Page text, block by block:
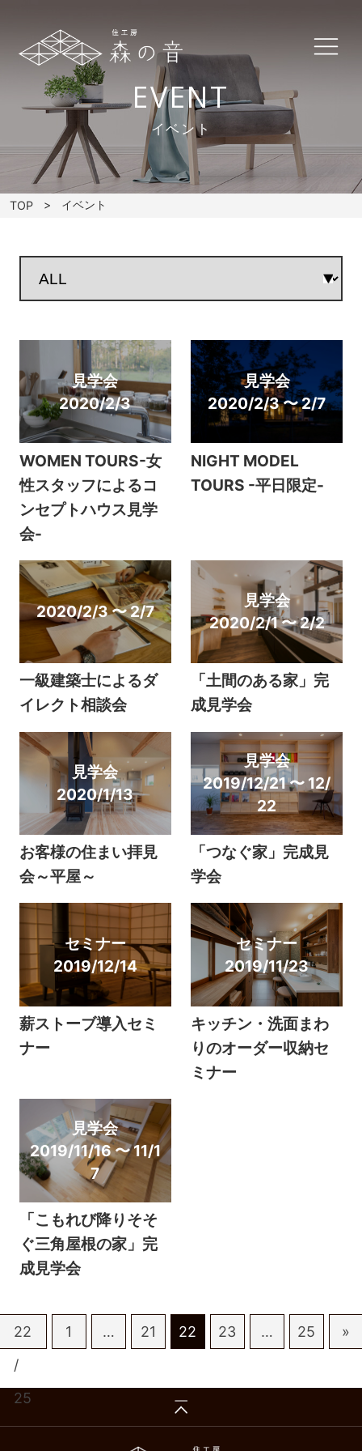
EVENT
イベント
TOP イベント
見学会
2020/2/3
WOMEN TOURS-女
性スタッフによるコ
ンセプトハウス見学
会-
見学会
2020/2/3 〜 2/7
NIGHT MODEL
TOURS -平日限定-
2020/2/3 〜 2/7
一級建築士によるダ
イレクト相談会
見学会
2020/2/1 〜 2/2
「土間のある家」完
成見学会
見学会
2020/1/13
お客様の住まい拝見
会～平屋～
見学会
2019/12/21 〜 12/
22
「つなぐ家」完成見
学会
セミナー
2019/12/14
薪ストーブ導入セミ
ナー
セミナー
2019/11/23
キッチン・洗面まわ
りのオーダー収納セ
ミナー
見学会
2019/11/16 〜 11/1
7
「こもれび降りそそ
ぐ三角屋根の家」完
成見学会
22
/
25
1 … 21 22 23 … 25 »